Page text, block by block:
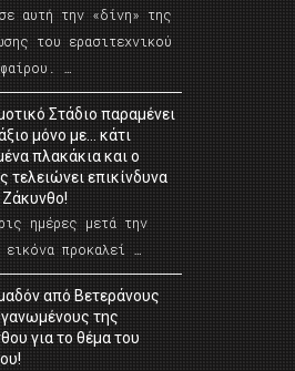
αυτή την «δίνη» της
του ερασιτεχνικού
…
Στάδιο παραμένει
μόνο με… κάτι
πλακάκια και ο
τελειώνει επικίνδυνα
Ζάκυνθο!
ημέρες μετά την
προκαλεί …
από Βετεράνους
της
για το θέμα του